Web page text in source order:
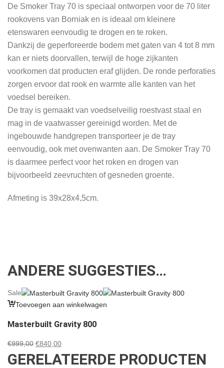
De Smoker Tray 70 is speciaal ontworpen voor de 70 liter
rookovens van Borniak en is ideaal om kleinere
etenswaren eenvoudig te drogen en te roken.
Dankzij de geperforeerde bodem met gaten van 4 tot 8 mm
kan er niets doorvallen, terwijl de hoge zijkanten
voorkomen dat producten eraf glijden. De ronde perforaties
zorgen ervoor dat rook en warmte alle kanten van het
voedsel bereiken.
De tray is gemaakt van voedselveilig roestvast staal en
mag in de vaatwasser gereinigd worden. Met de
ingebouwde handgrepen transporteer je de tray
eenvoudig, ook met ovenwanten aan. De Smoker Tray 70
is daarmee perfect voor het roken en drogen van
bijvoorbeeld zeevruchten of gesneden groente.
Afmeting is 39x28x4,5cm.
ANDERE SUGGESTIES…
Sale
Toevoegen aan winkelwagen
Masterbuilt Gravity 800
€999,00 Oorspronkelijke
prijs
was:
€840,00Huidige
prijs
is:
GERELATEERDE PRODUCTEN